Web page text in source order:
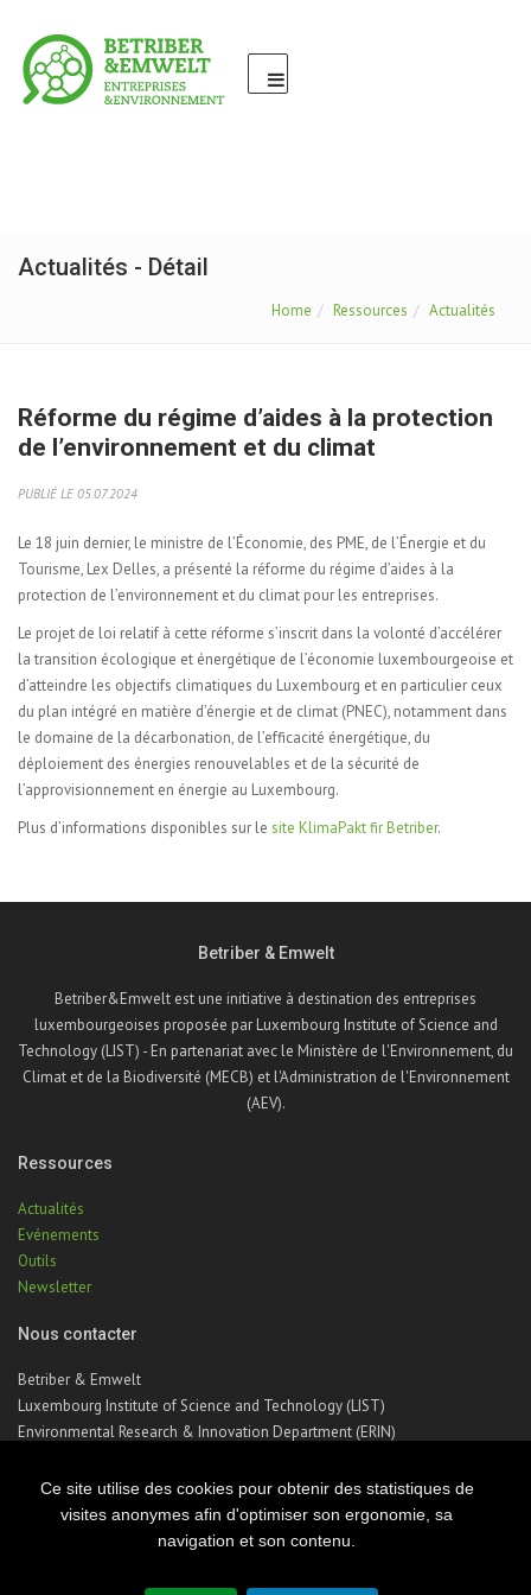
Ce site utilise des cookies pour obtenir des statistiques de
visites anonymes afin d'optimiser son ergonomie, sa
navigation et son contenu.
Actualités - Détail
Home Ressources Actualités
Réforme du régime d’aides à la protection
de l’environnement et du climat
PUBLIÉ LE 05.07.2024
Le 18 juin dernier, le ministre de l’Économie, des PME, de l’Énergie et du
Tourisme, Lex Delles, a présenté la réforme du régime d’aides à la
protection de l’environnement et du climat pour les entreprises.
Le projet de loi relatif à cette réforme s’inscrit dans la volonté d’accélérer
la transition écologique et énergétique de l’économie luxembourgeoise et
d’atteindre les objectifs climatiques du Luxembourg et en particulier ceux
du plan intégré en matière d’énergie et de climat (PNEC), notamment dans
le domaine de la décarbonation, de l’efficacité énergétique, du
déploiement des énergies renouvelables et de la sécurité de
l’approvisionnement en énergie au Luxembourg.
Plus d’informations disponibles sur le site KlimaPakt fir Betriber.
Betriber & Emwelt
Betriber&Emwelt est une initiative à destination des entreprises
luxembourgeoises proposée par Luxembourg Institute of Science and
Technology (LIST) - En partenariat avec le Ministère de l'Environnement, du
Climat et de la Biodiversité (MECB) et l'Administration de l'Environnement
(AEV).
Ressources
Actualités
Evénements
Outils
Newsletter
Nous contacter
Betriber & Emwelt
Luxembourg Institute of Science and Technology (LIST)
Environmental Research & Innovation Department (ERIN)
Téléphone : +352 275 888 – 1
Email :betriber-emwelt@list.lu
© Copyright 2026 Luxembourg Institute of Science & Technology - LIST